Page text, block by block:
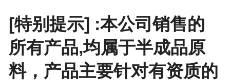
[特别提示] :本公司销售的
所有产品,均属于半成品原
料，产品主要针对有资质的